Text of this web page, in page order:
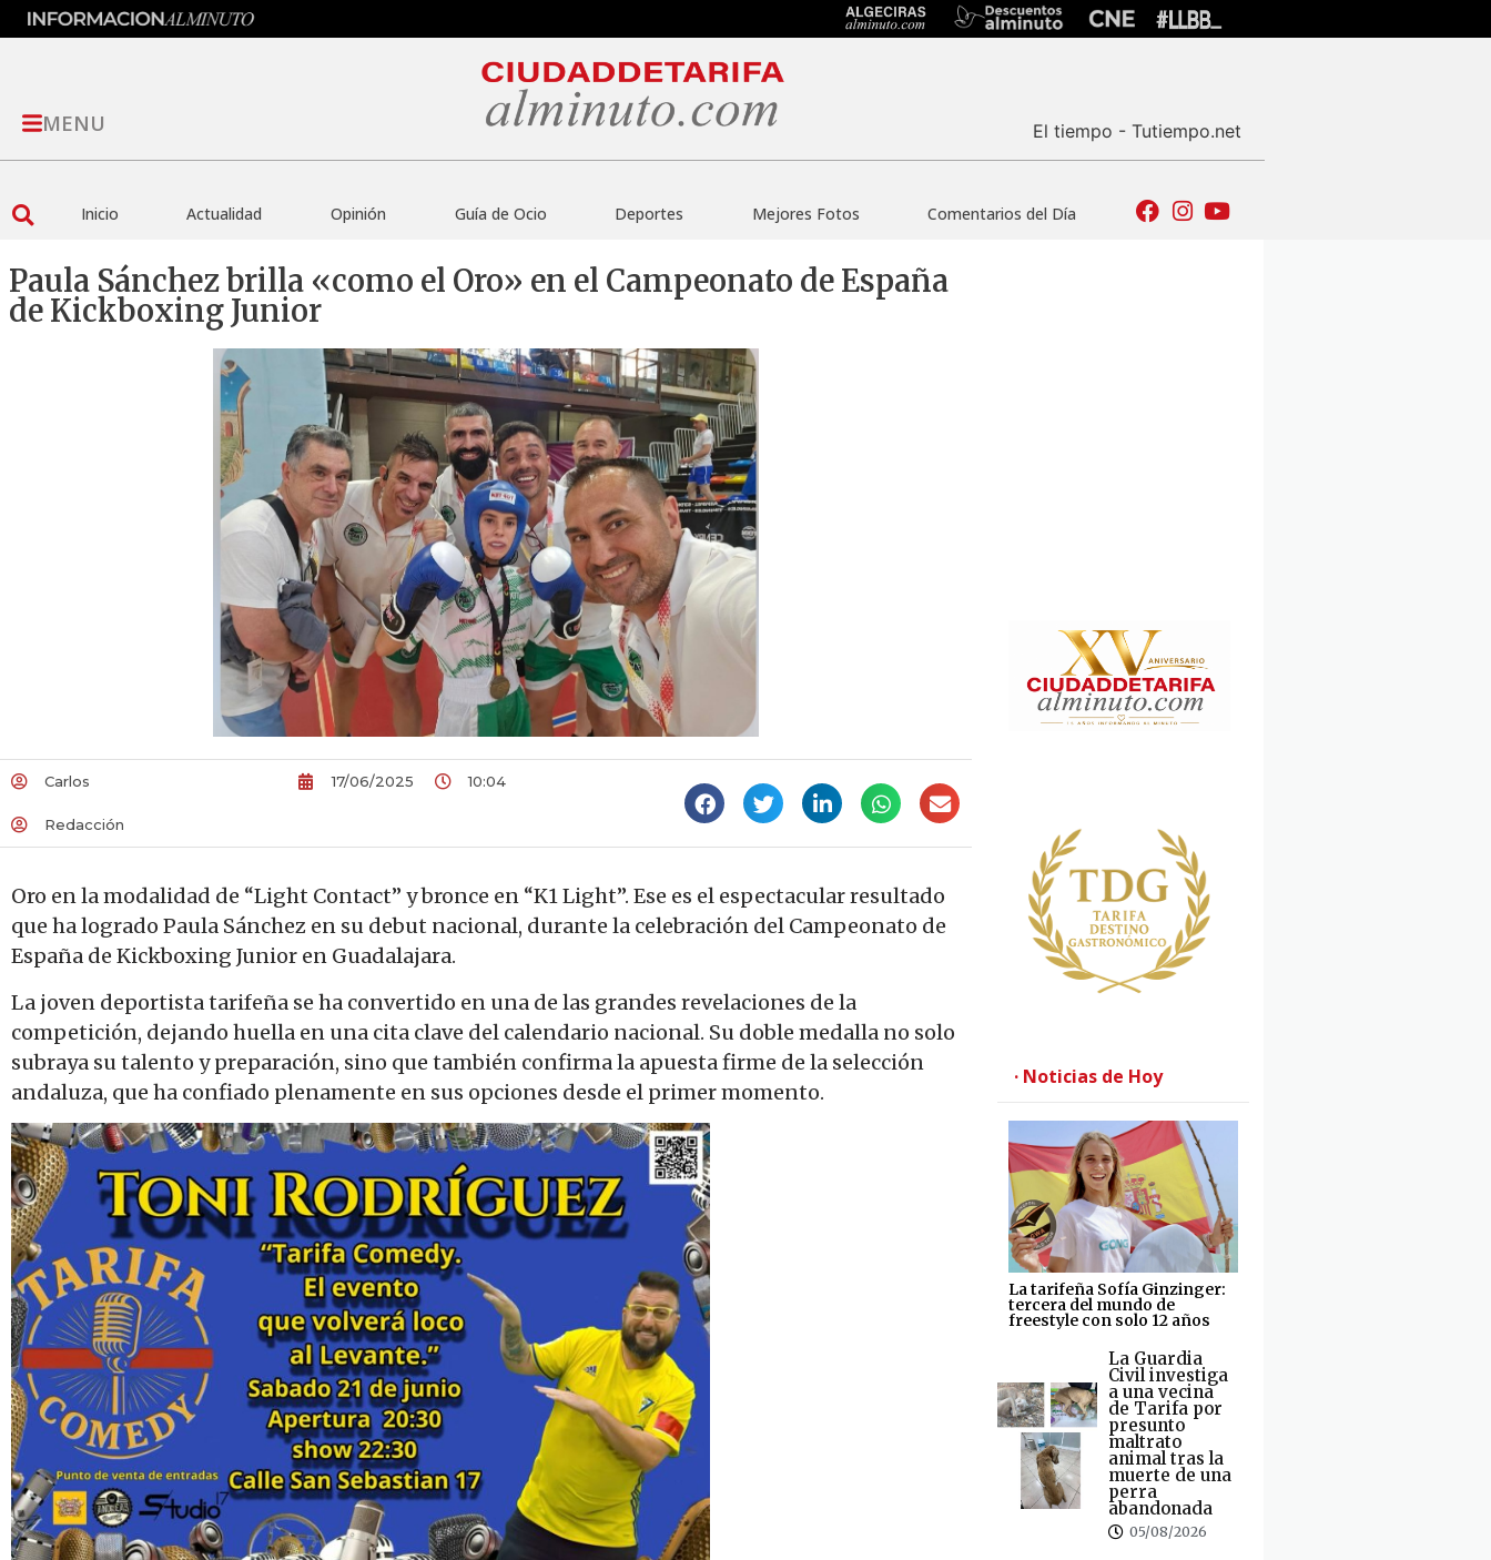
MENU El tiempo - Tutiempo.net
Inicio Actualidad Opinión Guía de Ocio Deportes Mejores Fotos Comentarios del Día
Paula Sánchez brilla «como el Oro» en el Campeonato de España
de Kickboxing Junior
Carlos
Redacción
17/06/2025 10:04
Oro en la modalidad de “Light Contact” y bronce en “K1 Light”. Ese es el espectacular resultado
que ha logrado Paula Sánchez en su debut nacional, durante la celebración del Campeonato de
España de Kickboxing Junior en Guadalajara.
La joven deportista tarifeña se ha convertido en una de las grandes revelaciones de la
competición, dejando huella en una cita clave del calendario nacional. Su doble medalla no solo
subraya su talento y preparación, sino que también confirma la apuesta firme de la selección
andaluza, que ha confiado plenamente en sus opciones desde el primer momento.
· Noticias de Hoy
La tarifeña Sofía Ginzinger:
tercera del mundo de
freestyle con solo 12 años
La Guardia
Civil investiga
a una vecina
de Tarifa por
presunto
maltrato
animal tras la
muerte de una
perra
abandonada
05/08/2026